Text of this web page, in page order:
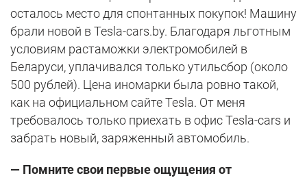
осталось место для спонтанных покупок! Машину
брали новой в Tesla-cars.by. Благодаря льготным
условиям растаможки электромобилей в
Беларуси, уплачивался только утильсбор (около
500 рублей). Цена иномарки была ровно такой,
как на официальном сайте Tesla. От меня
требовалось только приехать в офис Tesla-cars и
забрать новый, заряженный автомобиль.
— Помните свои первые ощущения от